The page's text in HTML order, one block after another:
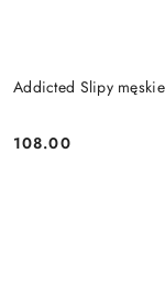
Addicted Slipy
Cena:
108.00